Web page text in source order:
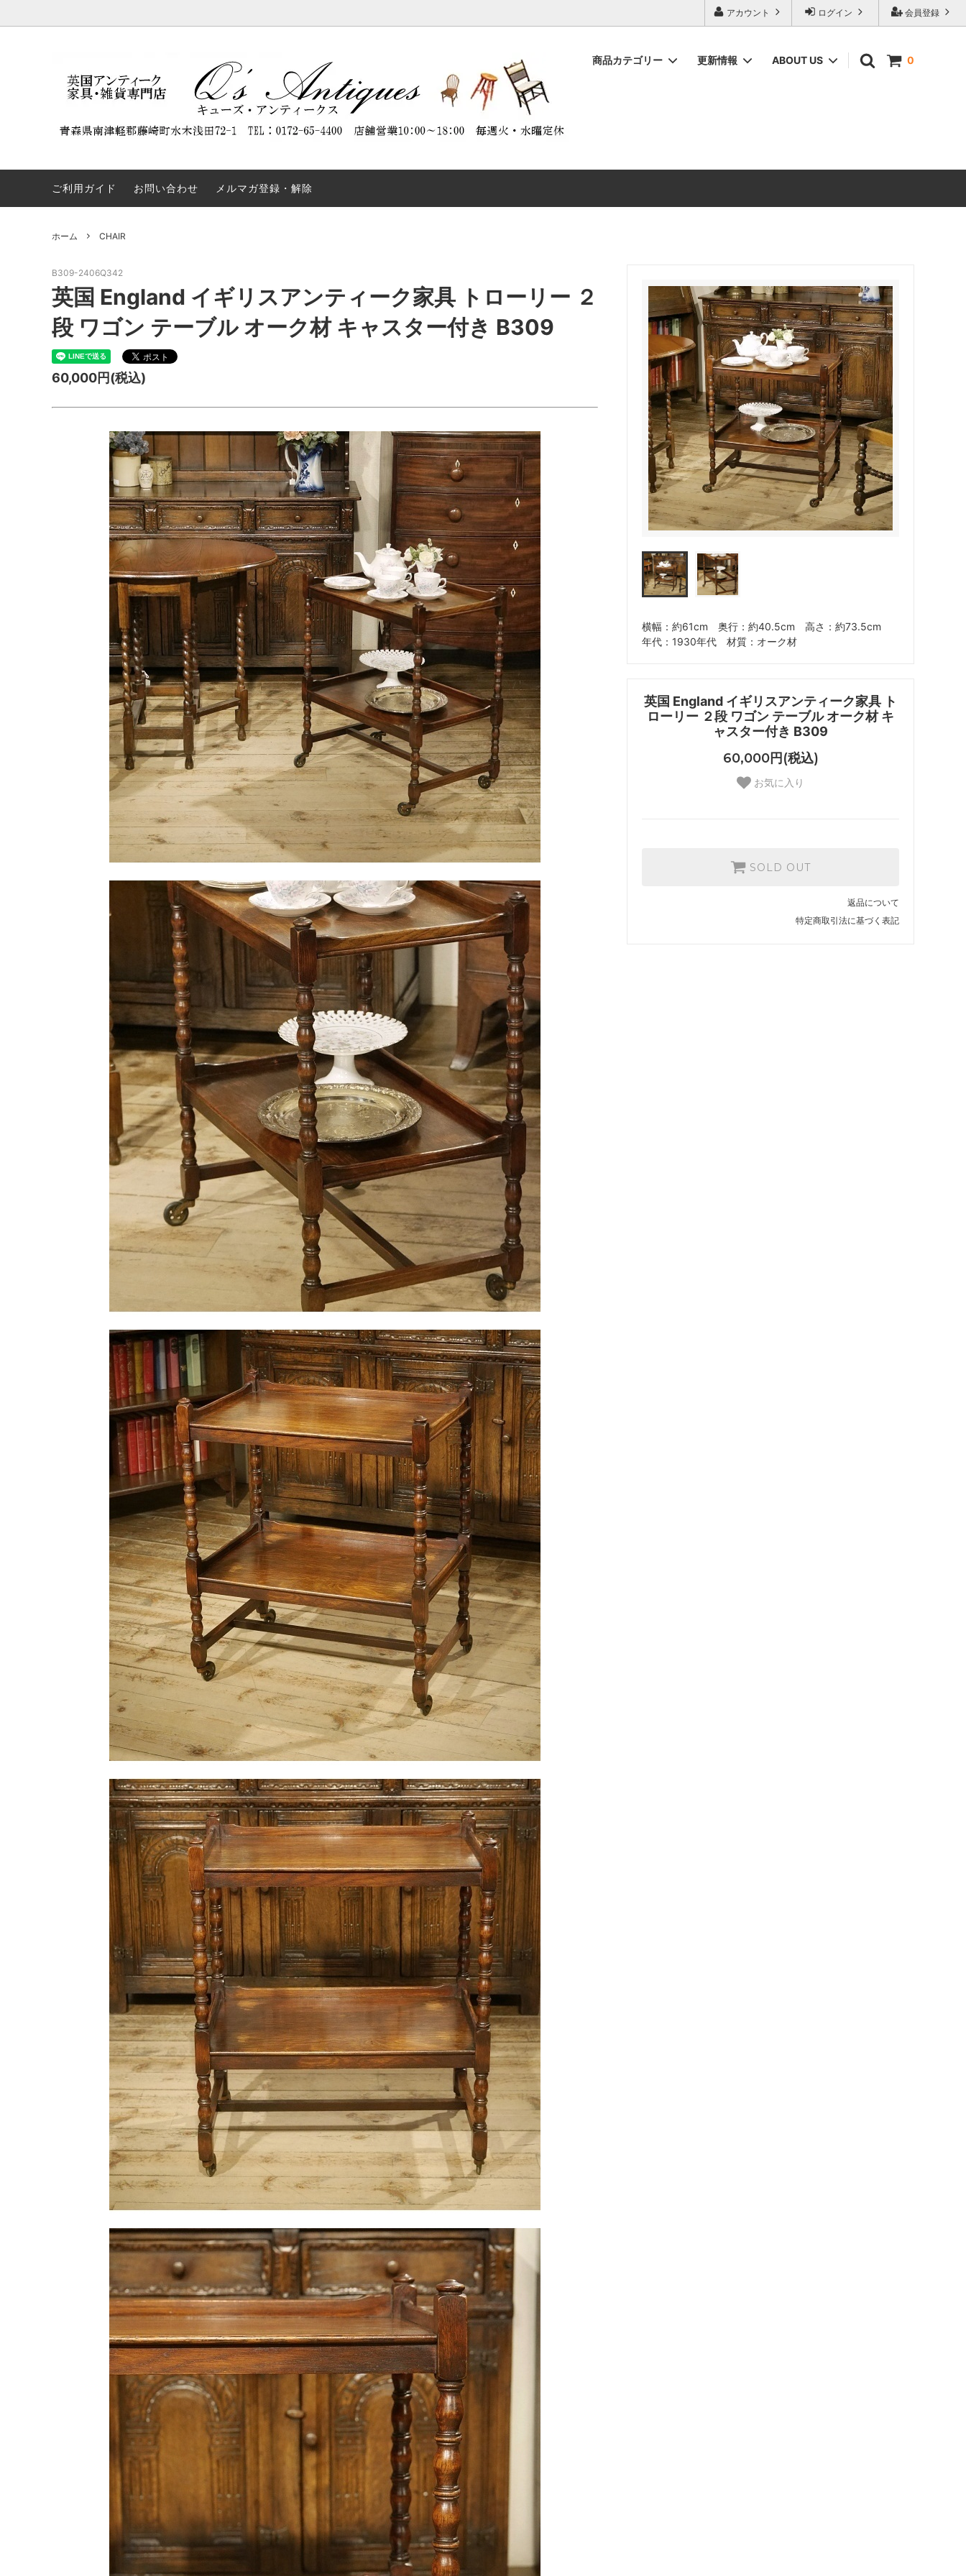
会員登録
ログイン
アカウント
0
商品カテゴリー
BOOKCASE DESK
SIDEBOARD TABLE CHAIR
OTHERS COLLECTABLES OTHER FURNITURE
更新情報
割引商品 特別割引商品
ABOUT US
Q'S ANTIQUES（キューズ・アンティー
クス）について
RESTORATION（商品のメンテナンスに
ついて）
ABOUT ANTIQUES（アンティーク家具
について）
ください。
ご利用ガイド
お問い合わせ メルマガ登録・解除
ホーム CHAIR
横幅：約61cm 奥行：約40.5cm 高さ：約73.5cm
年代：1930年代 材質：オーク材
英国 England イギリスアンティーク家具 ト
ローリー ２段 ワゴン テーブル オーク材 キ
ャスター付き B309
60,000円(税込)
お気に入り
SOLD OUT
返品について
特定商取引法に基づく表記
B309-2406Q342
英国 England イギリスアンティーク家具 トローリー ２
段 ワゴン テーブル オーク材 キャスター付き B309
60,000円(税込)